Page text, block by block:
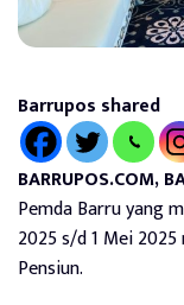
Barrupos shared
BARRUPOS.COM,
Pemda Barru yang
2025 s/d 1 Mei
Pensiun.